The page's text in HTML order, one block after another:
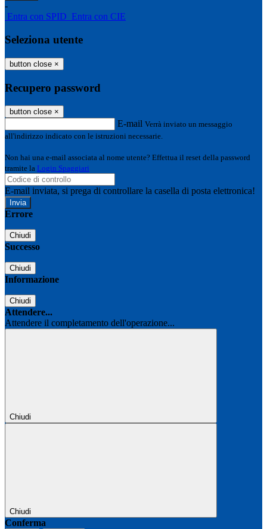
-
Entra con SPID Entra con CIE
Seleziona utente
button close ×
Recupero password
button close ×
E-mail Verrà inviato un messaggio
all'indirizzo indicato con le istruzioni necessarie.
Non hai una e-mail associata al nome utente? Effettua il reset della password
tramite la Login Spaggiari
E-mail inviata, si prega di controllare la casella di posta elettronica!
Errore
Chiudi
Successo
Chiudi
Informazione
Chiudi
Attendere...
Attendere il completamento dell'operazione...
Chiudi
Chiudi
Conferma